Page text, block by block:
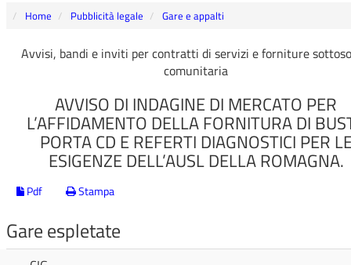
Home Pubblicità legale Gare e appalti
Avvisi, bandi e inviti per contratti di servizi e forniture
comunitaria
AVVISO DI INDAGINE DI MERCATO PER
L’AFFIDAMENTO DELLA FORNITURA DI
PORTA CD E REFERTI DIAGNOSTICI PER
ESIGENZE DELL’AUSL DELLA ROMAGNA.
Pdf Stampa
Gare espletate